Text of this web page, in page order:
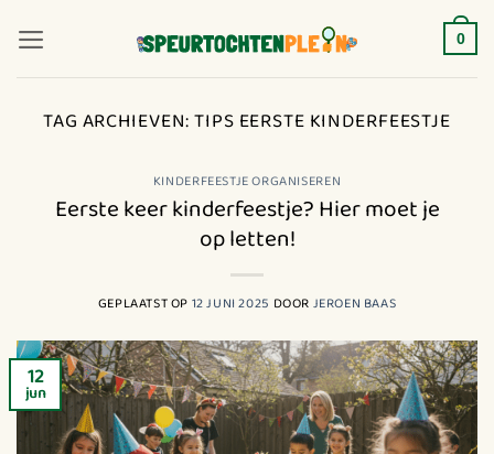
naar
inhoud
0
TAG ARCHIEVEN:TIPS EERSTE KINDERFEESTJE
KINDERFEESTJE ORGANISEREN
Eerste keer kinderfeestje? Hier moet je
op letten!
GEPLAATST OP 12 JUNI 2025 DOOR JEROEN BAAS
12
jun